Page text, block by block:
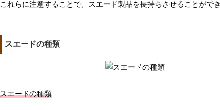
これらに注意することで、スエード製品を長持ちさせることがで
スエードの種類
スエードの種類